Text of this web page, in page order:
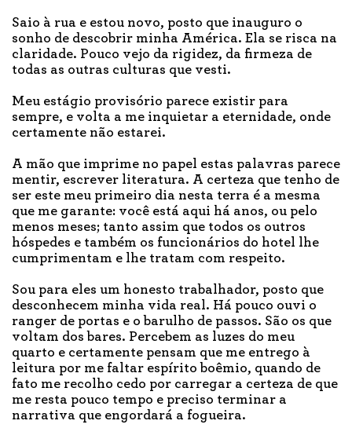
Saio à rua e estou novo, posto que inauguro o
sonho de descobrir minha América. Ela se risca na
claridade. Pouco vejo da rigidez, da firmeza de
todas as outras culturas que vesti.
Meu estágio provisório parece existir para
sempre, e volta a me inquietar a eternidade, onde
certamente não estarei.
A mão que imprime no papel estas palavras parece
mentir, escrever literatura. A certeza que tenho de
ser este meu primeiro dia nesta terra é a mesma
que me garante: você está aqui há anos, ou pelo
menos meses; tanto assim que todos os outros
hóspedes e também os funcionários do hotel lhe
cumprimentam e lhe tratam com respeito.
Sou para eles um honesto trabalhador, posto que
desconhecem minha vida real. Há pouco ouvi o
ranger de portas e o barulho de passos. São os que
voltam dos bares. Percebem as luzes do meu
quarto e certamente pensam que me entrego à
leitura por me faltar espírito boêmio, quando de
fato me recolho cedo por carregar a certeza de que
me resta pouco tempo e preciso terminar a
narrativa que engordará a fogueira.